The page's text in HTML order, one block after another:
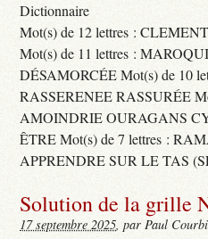
Dictionnaire
Mot(s) de 12 lettres :
Mot(s) de 11 lettres :
DÉSAMORCÉE Mot(s) de 10
RASSERENEE RASSURÉE
AMOINDRIE OURAGANS
ÊTRE Mot(s) de 7 lettres :
APPRENDRE SUR LE TAS
Solution de la grille
17 septembre 2025, par Paul